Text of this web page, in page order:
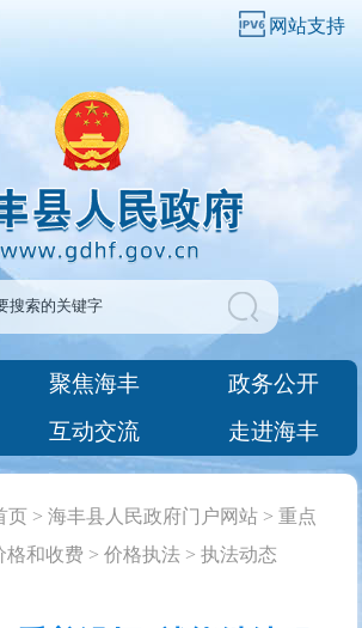
网站支持
聚焦海丰
政务公开
互动交流 走进海丰
页 >海丰县人民政府门户网站 >重点
格和收费 >价格执法 >执法动态